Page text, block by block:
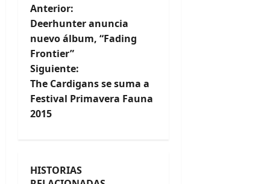
N
a
v
e
g
c
Anterior:
Deerhunter anuncia
nuevo álbum, “Fading
Frontier”
Siguiente:
The Cardigans se suma a
Festival Primavera Fauna
2015
HISTORIAS